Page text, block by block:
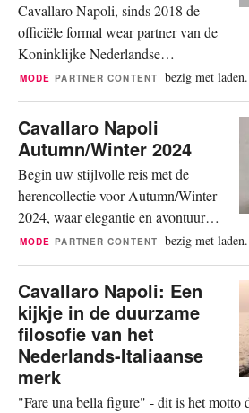
Cavallaro Napoli, sinds 2018 de
officiële formal wear partner van de
Koninklijke Nederlandse
Voetbalbond (KNVB), kleedt ook
tijdens het aankomende Europees
Kampioenschap (EK) het Nederlands
Elftal. Deze samenwerking is onlangs
verlengd tot 2026, waarmee het
succesvolle partnership tussen beide
partijen wordt voortgezet. In 2018
begon Cavallaro...
MODE PARTNER CONTENT bezig met
Cavallaro Napoli
Autumn/Winter 2024
Begin uw stijlvolle reis met de
herencollectie voor Autumn/Winter
2024, waar elegantie en avontuur
samenkomen. Geïnspireerd door de
tijdloze charme van Cortina
d'Ampezzo, weerspiegelen onze
ontwerpen de betoverende geest van
de Olympische Winterspelen van
1956 en vereeuwigen ze de
adembenemende landschappen en
iconische momenten die dit...
MODE PARTNER CONTENT bezig met
Cavallaro Napoli: Een
kijkje in de duurzame
filosofie van het
Nederlands-Italiaanse
merk
"Fare una bella figure" - dit is het motto